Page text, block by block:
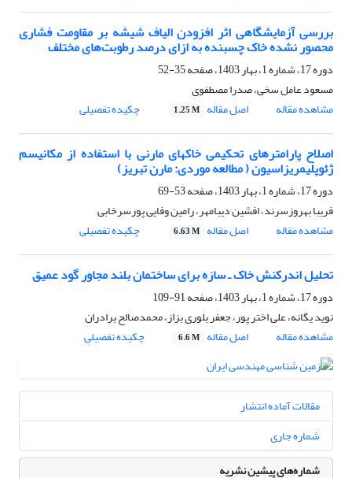
بررسی آزمایشگاهی اثر افزودن الیاف شیشه بر مقاومت فشاری
محصور نشده خاک چسبنده به ازای درصد رطوبت‌های مختلف
دوره 17، شماره 1، بهار 1403، صفحه
35-52
مسعود عامل سخی، صدرا مصطفوی
مشاهده مقاله
اصل مقاله 1.25 M چکیده تفصیلی
اصلاح پارامترهای تحکیمی خاکهای مارنی با استفاده از مکانیسم
ژئوپلیمریزاسیون ( مطالعه موردی: مارن تبریز)
دوره 17، شماره 1، بهار 1403، صفحه
53-69
فریبا بهروزسرند، افشین دیبامهر، رامین وفایی پورسرخابی
مشاهده مقاله
اصل مقاله 6.63 M چکیده تفصیلی
تحلیل اندرکنش خاک ـ سازه برای ساختمان بلند مجاور گود عمیق
دوره 17، شماره 1، بهار 1403، صفحه
91-109
نوید یگانه، علی اختر پور، جعفر بلوری بزاز، محمدصالح برادران
مشاهده مقاله
اصل مقاله 6.6 M چکیده تفصیلی
مقالات آماده انتشار
شماره جاری
شماره‌های پیشین نشریه